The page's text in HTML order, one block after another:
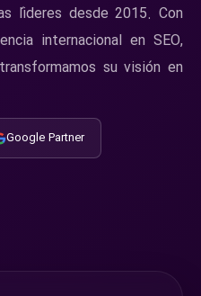
líderes desde 2015. Con
internacional en SEO,
su visión en
Google Partner